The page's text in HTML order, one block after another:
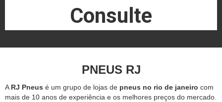
Consulte
PNEUS RJ
A RJ Pneus é um grupo de lojas de pneus no rio de janeiro com
mais de 10 anos de experiência e os melhores preços do mercado.